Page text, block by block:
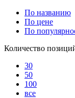
По названию
По цене
По
Количество
30
50
100
все